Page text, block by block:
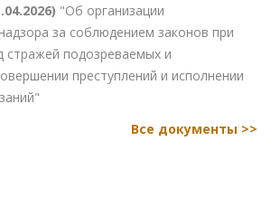
"Об организации
за соблюдением законов при
стражей подозреваемых и
преступлений и исполнении
Все документы >>